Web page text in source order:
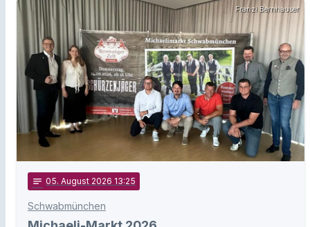
Franzi Bernhauser
notes 05. August 2026 13:25
Schwabmünchen